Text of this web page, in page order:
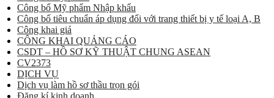
Công bố Mỹ phẩm Nhập khẩu
Công bố tiêu chuẩn áp dụng đối với trang thiết bị y tế loại A, B
Công khai giá
CÔNG KHAI QUẢNG CÁO
CSDT – HỒ SƠ KỸ THUẬT CHUNG ASEAN
CV2373
DỊCH VỤ
Dịch vụ làm hồ sơ thầu trọn gói
Đăng kí kinh doanh